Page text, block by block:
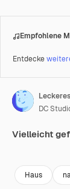
Empfohlene
Entdecke
DC
Vielleicht
Haus